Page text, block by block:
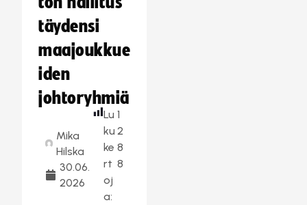
täydensi
maajoukkue
iden
johtoryhmiä
Mika
Hilska
30.06.
2026
Lu
ku
ke
rt
oj
a:
1
2
8
8